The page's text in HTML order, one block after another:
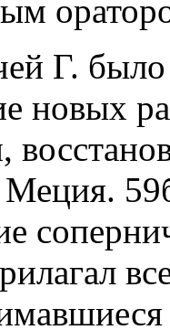
Г.
новых
Меция.